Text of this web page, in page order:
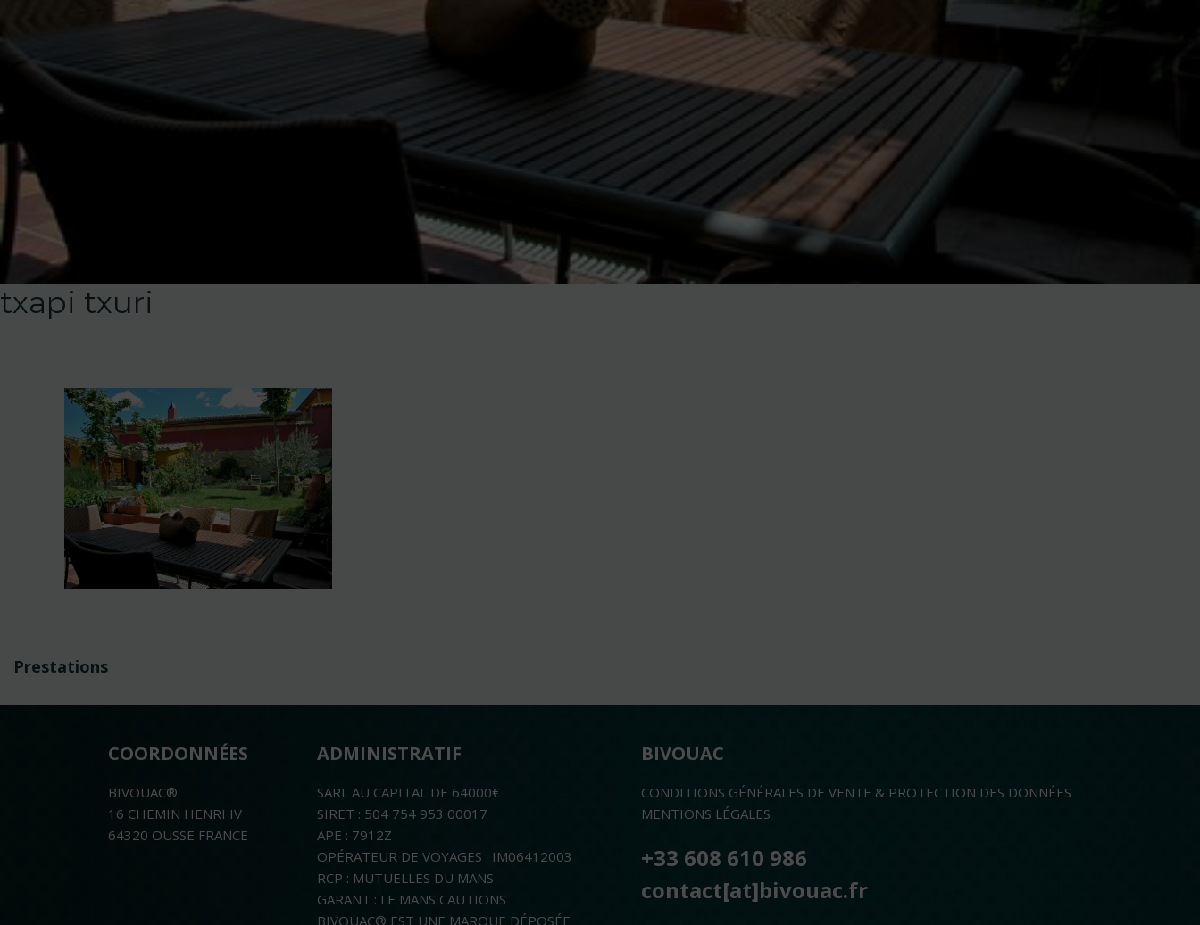
txapi txuri
Navigation
Prestations
COORDONNÉES
BIVOUAC®
16 CHEMIN HENRI IV
64320 OUSSE FRANCE
ADMINISTRATIF
SARL AU CAPITAL DE 64000€
SIRET : 504 754 953 00017
APE : 7912Z
OPÉRATEUR DE VOYAGES : IM06412003
RCP : MUTUELLES DU MANS
GARANT : LE MANS CAUTIONS
BIVOUAC® EST UNE MARQUE DÉPOSÉE
BIVOUAC
CONDITIONS GÉNÉRALES DE VENTE & PROTECTION DES DONNÉES
MENTIONS LÉGALES
+33 608 610 986
contact[at]bivouac.fr